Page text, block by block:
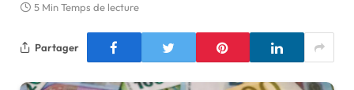
5 Min Temps de lecture
Partager